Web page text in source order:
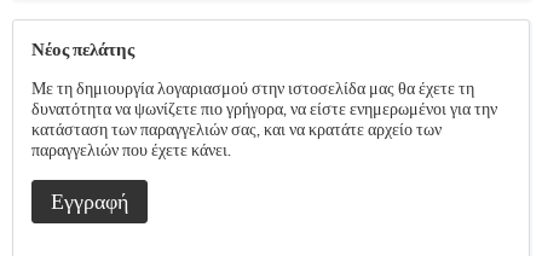
Νέος πελάτης
Με τη δημιουργία λογαριασμού στην ιστοσελίδα μας θα έχετε τη
δυνατότητα να ψωνίζετε πιο γρήγορα, να είστε ενημερωμένοι για την
κατάσταση των παραγγελιών σας, και να κρατάτε αρχείο των
παραγγελιών που έχετε κάνει.
Εγγραφή